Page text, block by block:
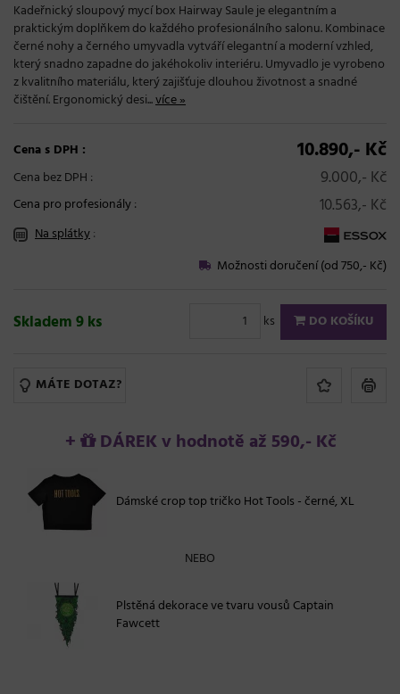
Kadeřnický sloupový mycí box Hairway Saule je elegantním a
praktickým doplňkem do každého profesionálního salonu. Kombinace
černé nohy a černého umyvadla vytváří elegantní a moderní vzhled,
který snadno zapadne do jakéhokoliv interiéru. Umyvadlo je vyrobeno
z kvalitního materiálu, který zajišťuje dlouhou životnost a snadné
čištění. Ergonomický desi...více »
Cena s DPH : 10.890,- Kč
Cena bez DPH : 9.000,- Kč
Cena pro profesionály: 10.563,- Kč
Na splátky:
Možnosti doručení (od 750,- Kč)
Skladem 9 ks ks DO KOŠÍKU
MÁTE DOTAZ?
+ DÁREK v hodnotě až 590,- Kč
Dámské crop top tričko Hot Tools - černé, XL
NEBO
Plstěná dekorace ve tvaru vousů Captain
Fawcett